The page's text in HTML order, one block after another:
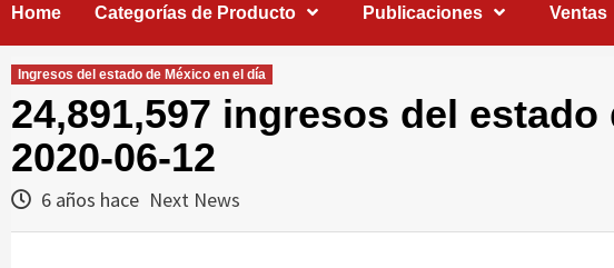
Home Categorías de Producto Publicaciones Ventas
Ingresos del estado de México en el día
24,891,597 ingresos del
2020-06-12
6 años hace Next News